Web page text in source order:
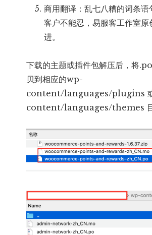
商用翻译：乱七八糟的词条语
客户不能忍，易服客工作室原
进。
下载的主题或插件包解压后，将
贝到相应的wp-
content/languages/plugins
content/languages/themes 目